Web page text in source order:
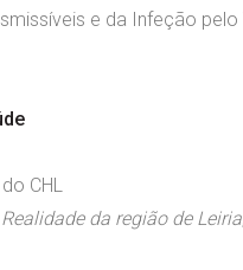
e da Infeção pelo
CHL
da região de Leiria